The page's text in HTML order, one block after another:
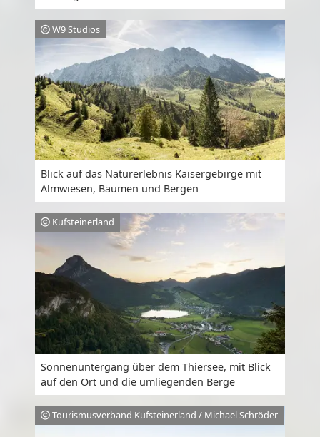
W9 Studios
Blick auf das Naturerlebnis Kaisergebirge mit
Almwiesen, Bäumen und Bergen
Kufsteinerland
Sonnenuntergang über dem Thiersee, mit Blick
auf den Ort und die umliegenden Berge
Tourismusverband Kufsteinerland / Michael Schröder